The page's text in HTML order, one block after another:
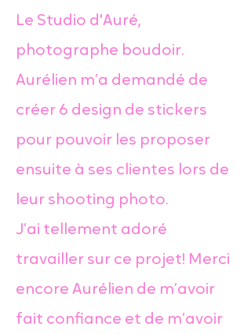
Le Studio d'Auré,
photographe boudoir.
Aurélien m’a demandé de
créer 6 design de stickers
pour pouvoir les proposer
ensuite à ses clientes lors de
leur shooting photo.
J’ai tellement adoré
travailler sur ce projet! Merci
encore Aurélien de m’avoir
fait confiance et de m’avoir